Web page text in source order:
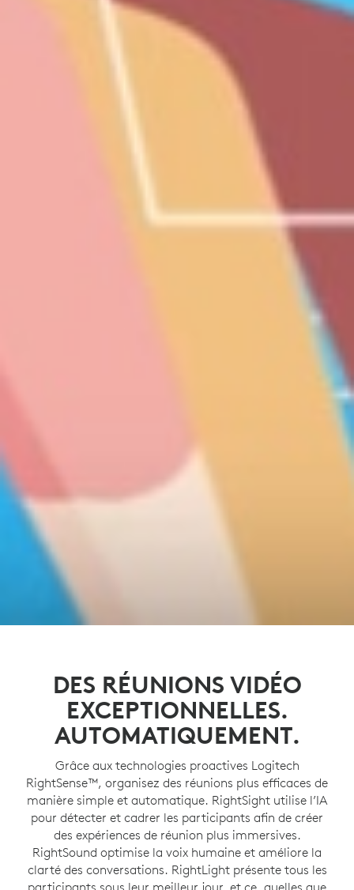
DES RÉUNIONS VIDÉO
EXCEPTIONNELLES.
AUTOMATIQUEMENT.
Grâce aux technologies proactives Logitech
RightSense™, organisez des réunions plus efficaces de
manière simple et automatique. RightSight utilise l’IA
pour détecter et cadrer les participants afin de créer
des expériences de réunion plus immersives.
RightSound optimise la voix humaine et améliore la
clarté des conversations. RightLight présente tous les
participants sous leur meilleur jour, et ce, quelles que